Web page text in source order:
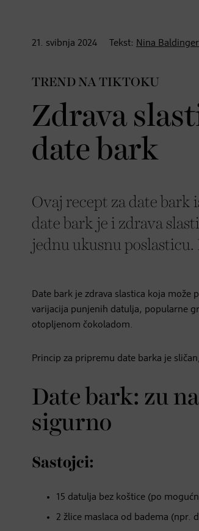
21. svibnja 2024 Tekst: Nina Baldinger
TREND NA TIKTOKU
Zdrava
date bark
Ovaj recept za date bark
date bark je i zdrava
jednu ukusnu
Date bark je zdrava slastica koja
varijacija punjenih datulja, popularne
otopljenom čokoladom.
Princip za pripremu date barka je
Date bark: zu
sigurno
Sastojci:
15 datulja bez koštice (po
2 žlice maslaca od badema (npr.